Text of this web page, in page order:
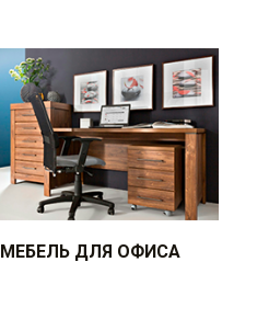
МЕБЕЛЬ ДЛЯ ОФИСА